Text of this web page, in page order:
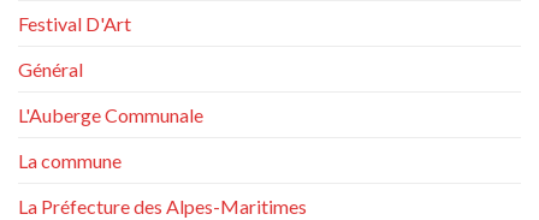
Festival D'Art
Général
L'Auberge Communale
La commune
La Préfecture des Alpes-Maritimes